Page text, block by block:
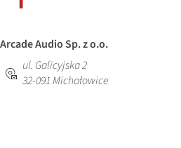
Arcade Audio Sp. z o.o.
ul. Galicyjska 2
32-091Michałowice